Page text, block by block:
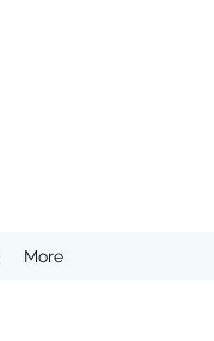
More